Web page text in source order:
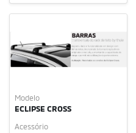
Modelo
ECLIPSE CROSS
Acessório